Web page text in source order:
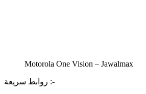
Motorola One Vision – Jawalmax
روابط سريعة :-